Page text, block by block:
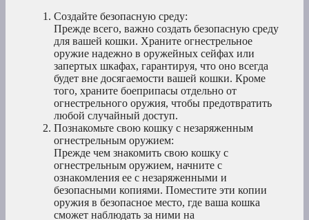
Создайте безопасную среду:
Прежде всего, важно создать безопасную среду
для вашей кошки. Храните огнестрельное
оружие надежно в оружейных сейфах или
запертых шкафах, гарантируя, что оно всегда
будет вне досягаемости вашей кошки. Кроме
того, храните боеприпасы отдельно от
огнестрельного оружия, чтобы предотвратить
любой случайный доступ.
Познакомьте свою кошку с незаряженным
огнестрельным оружием:
Прежде чем знакомить свою кошку с
огнестрельным оружием, начните с
ознакомления ее с незаряженными и
безопасными копиями. Поместите эти копии
оружия в безопасное место, где ваша кошка
сможет наблюдать за ними на